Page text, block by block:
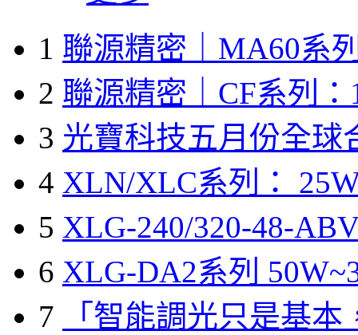
1 聯源精密｜MA60系
2 聯源精密｜CF系列：
3 光寶科技五月份全球
4 XLN/XLC系列：
5 XLG-240/320-48-
6 XLG-DA2系列
7
「智能調光只是基本